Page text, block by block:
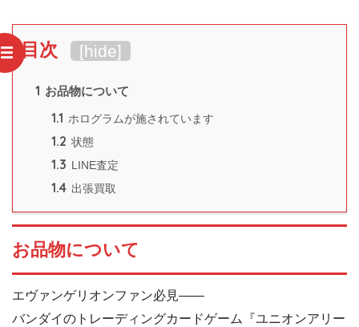
目次 [hide]
1 お品物について
1.1 ホログラムが施されています
1.2 状態
1.3 LINE査定
1.4 出張買取
お品物について
エヴァンゲリオンファン必見――
バンダイのトレーディングカードゲーム『ユニオンアリー